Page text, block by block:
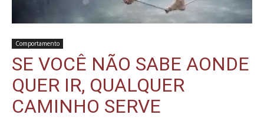
Comportamento
SE VOCÊ NÃO SABE AONDE
QUER IR, QUALQUER
CAMINHO SERVE